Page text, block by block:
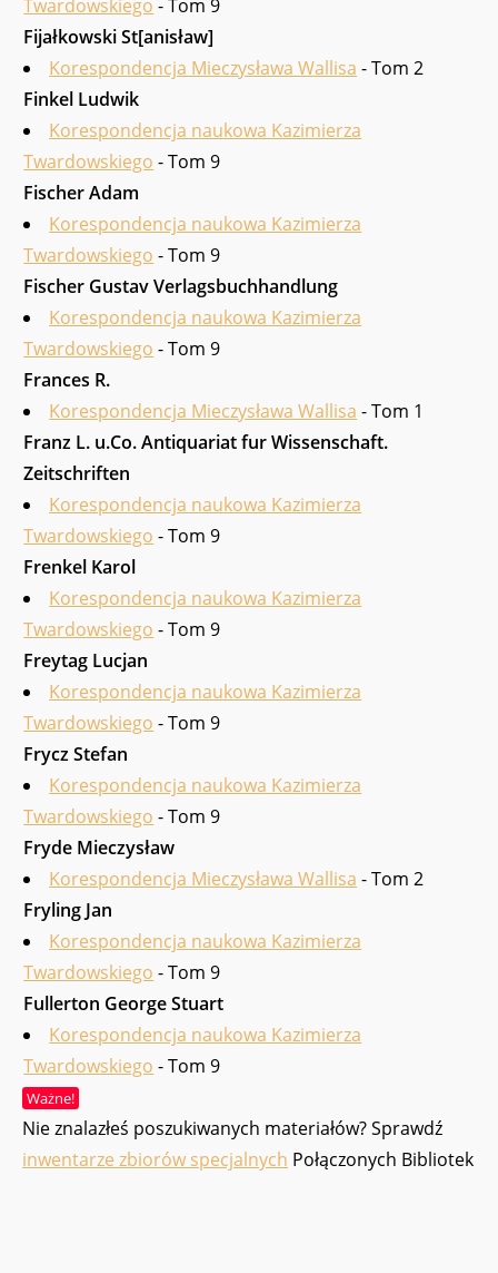
Twardowskiego - Tom 9
Fijałkowski St[anisław]
Korespondencja Mieczysława Wallisa - Tom 2
Finkel Lu­dwik
Korespondencja naukowa Kazimierza
Twardowskiego - Tom 9
Fischer Adam
Korespondencja naukowa Kazimierza
Twardowskiego - Tom 9
Fischer Gustav Verlagsbuchhandlung
Korespondencja naukowa Kazimierza
Twardowskiego - Tom 9
Frances R.
Korespondencja Mieczysława Wallisa - Tom 1
Franz L. u.Co. Antiquariat fur Wissenschaft.
Zeitschriften
Korespondencja naukowa Kazimierza
Twardowskiego - Tom 9
Frenkel Karol
Korespondencja naukowa Kazimierza
Twardowskiego - Tom 9
Freytag Lucjan
Korespondencja naukowa Kazimierza
Twardowskiego - Tom 9
Frycz Stefan
Korespondencja naukowa Kazimierza
Twardowskiego - Tom 9
Fryde Mieczysław
Korespondencja Mieczysława Wallisa - Tom 2
Fryling Jan
Korespondencja naukowa Kazimierza
Twardowskiego - Tom 9
Fullerton George Stuart
Korespondencja naukowa Kazimierza
Twardowskiego - Tom 9
Ważne!
Nie znalazłeś poszukiwanych materiałów? Sprawdź
inwentarze zbiorów specjalnych Połączonych Bibliotek